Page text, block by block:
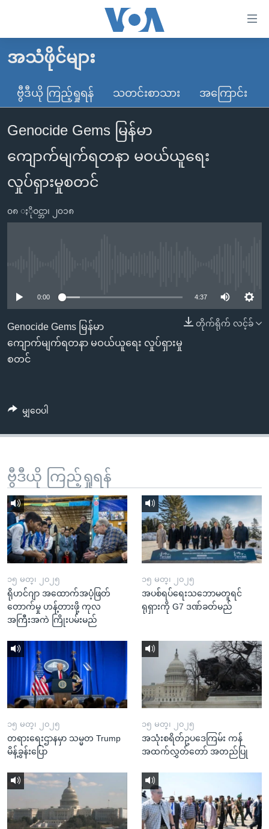
လွယ်ကူ
သည့်
များ
ပင်မ
အကြောင်းအရာ
ကျော်
ကြည့်
သို့
သို့
ရန်
မူလစာမျက်နှာ
မြန်မာ
ကမ္ဘာ့သတင်းများ
နိုင်ငံတကာ
အမေရိကန်
တရုတ်
အစ္စရေး-ပါလက်စတိုင်း
ဗွီဒီယို
သတင်းလွတ်လပ်ခွင့်
ရပ်ဝန်းတခု လမ်းတခု အလွန်
အင်္ဂလိပ်စာလေ့လာမယ်
အမေရိကန်သုံးအီဒီယံ
အပတ်စဉ်ကဏ္ဍများ
ဗွီအိုအေ လူမှုကွန်ယက်များ
အသံဖိုင်များ
ဗွီဒီယို ကြည့်ရှုရန် သတင်းစာသား အကြောင်း
Genocide Gems မြန်မာ
ကျောက်မျက်ရတနာ မဝယ်ယူရေး
လှုပ်ရှားမှုစတင်
၀၈ ႏိုဝင္ဘာ၊ ၂၀၁၈
0:00 4:37
တိုက်ရိုက် လင့်ခ်
Genocide Gems မြန်မာ
ကျောက်မျက်ရတနာ မဝယ်ယူရေး လှုပ်ရှားမှု
စတင်
မျှဝေပါ
ဗွီဒီယို ကြည့်ရှုရန်
၁၅ မတ္၊ ၂၀၂၅
ရိုဟင်ဂျာ အထောက်အပံ့ဖြတ်
တောက်မှု ဟန့်တားဖို့ ကုလ
အကြီးအကဲ ကြိုးပမ်းမည်
၁၅ မတ္၊ ၂၀၂၅
အပစ်ရပ်ရေးသဘောမတူရင်
ရုရှားကို G7 ဒဏ်ခတ်မည်
၁၅ မတ္၊ ၂၀၂၅
တရားရေးဌာနမှာ သမ္မတ Trump
မိန့်ခွန်းပြော
၁၅ မတ္၊ ၂၀၂၅
အသုံးစရိတ်ဥပဒေကြမ်း ကန်
အထက်လွှတ်တော် အတည်ပြု